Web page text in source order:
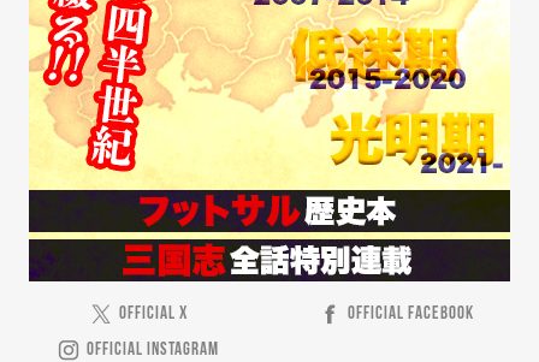
OFFICIAL X
OFFICIAL FACEBOOK
OFFICIAL INSTAGRAM